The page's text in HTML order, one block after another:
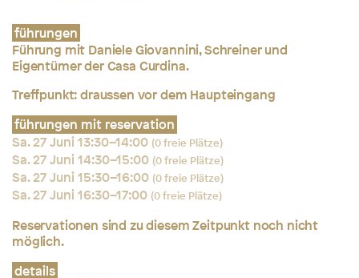
führungen
Führung mit Daniele Giovannini, Schreiner und
Eigentümer der Casa Curdina.
Treffpunkt: draussen vor dem Haupteingang
führungen mit reservation
Sa. 27 Juni 13:30–14:00 (0 freie Plätze)
Sa. 27 Juni 14:30–15:00 (0 freie Plätze)
Sa. 27 Juni 15:30–16:00 (0 freie Plätze)
Sa. 27 Juni 16:30–17:00 (0 freie Plätze)
Reservationen sind zu diesem Zeitpunkt noch nicht
möglich.
details